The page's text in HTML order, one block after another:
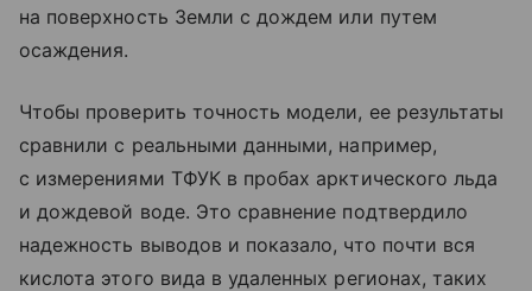
на поверхность Земли с дождем или путем
осаждения.
Чтобы проверить точность модели, ее результаты
сравнили с реальными данными, например,
с измерениями ТФУК в пробах арктического льда
и дождевой воде. Это сравнение подтвердило
надежность выводов и показало, что почти вся
кислота этого вида в удаленных регионах, таких